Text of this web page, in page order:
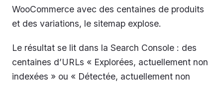
WooCommerce avec des centaines de produits
et des variations, le sitemap explose.
Le résultat se lit dans la Search Console : des
centaines d’URLs « Explorées, actuellement non
indexées » ou « Détectée, actuellement non